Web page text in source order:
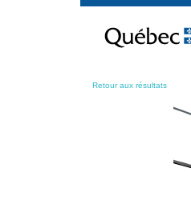
contenu
Retour aux résultats